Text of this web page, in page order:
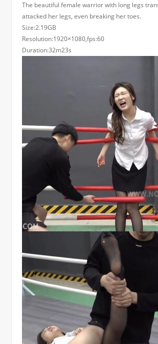
The beautiful female warrior with long legs
attacked her legs, even breaking her toes.
Size:2.19GB
Resolution:1920×1080,fps:60
Duration:32m23s